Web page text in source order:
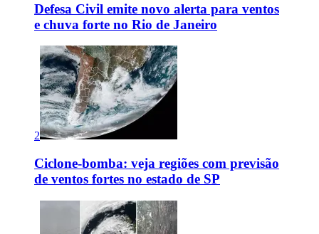
Defesa Civil emite novo alerta para ventos
e chuva forte no Rio de Janeiro
2
Ciclone-bomba: veja regiões com previsão
de ventos fortes no estado de SP